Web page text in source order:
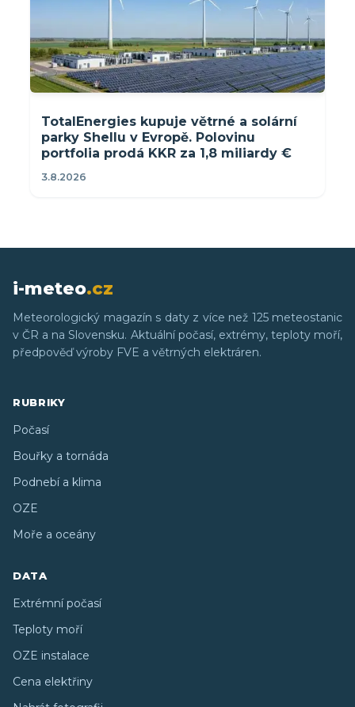
TotalEnergies kupuje větrné a solární
parky Shellu v Evropě. Polovinu
portfolia prodá KKR za 1,8 miliardy €
3.8.2026
i-meteo.cz
Meteorologický magazín s daty z více než 125 meteostanic
v ČR a na Slovensku. Aktuální počasí, extrémy, teploty moří,
předpověď výroby FVE a větrných elektráren.
RUBRIKY
Počasí
Bouřky a tornáda
Podnebí a klima
OZE
Moře a oceány
DATA
Extrémní počasí
Teploty moří
OZE instalace
Cena elektřiny